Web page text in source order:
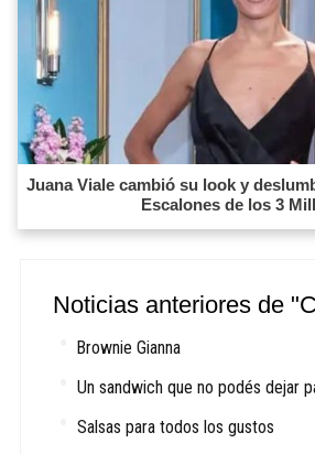
Juana Viale cambió su look y
Escalones de los 3
Noticias anteriores de
Brownie Gianna
Un sandwich que no podés dejar
Salsas para todos los gustos